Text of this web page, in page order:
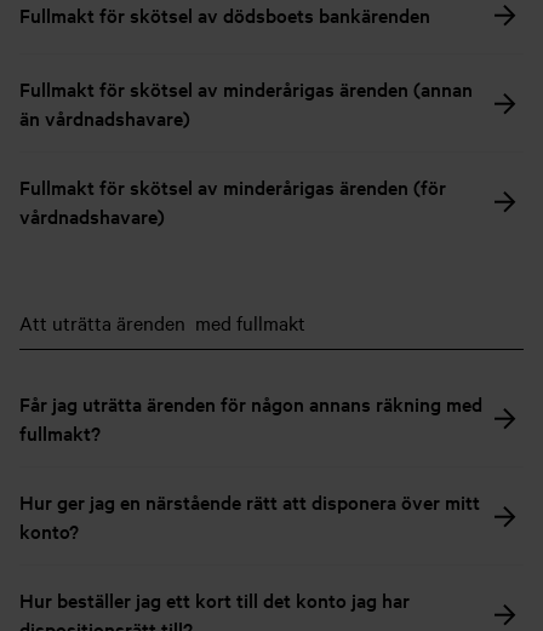
Fullmakt för skötsel av dödsboets bankärenden
Fullmakt för skötsel av minderårigas ärenden (annan
än vårdnadshavare)
Fullmakt för skötsel av minderårigas ärenden (för
vårdnadshavare)
Att uträtta ärenden med fullmakt
Får jag uträtta ärenden för någon annans räkning med
fullmakt?
Hur ger jag en närstående rätt att disponera över mitt
konto?
Hur beställer jag ett kort till det konto jag har